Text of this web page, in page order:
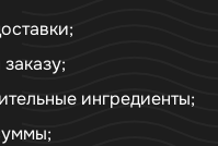
ингредиенты;